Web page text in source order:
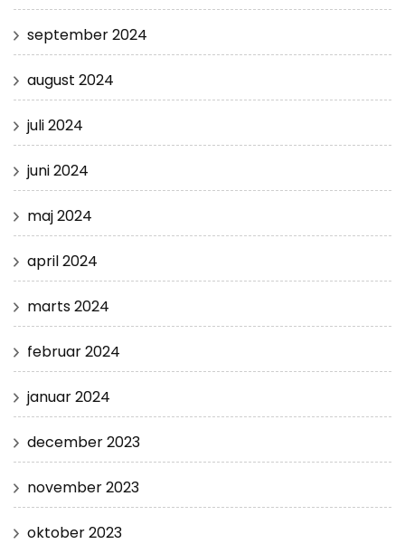
september 2024
august 2024
juli 2024
juni 2024
maj 2024
april 2024
marts 2024
februar 2024
januar 2024
december 2023
november 2023
oktober 2023